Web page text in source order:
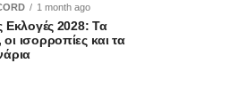
1 month ago
Εκλογές 2028: Τα
ισορροπίες και τα